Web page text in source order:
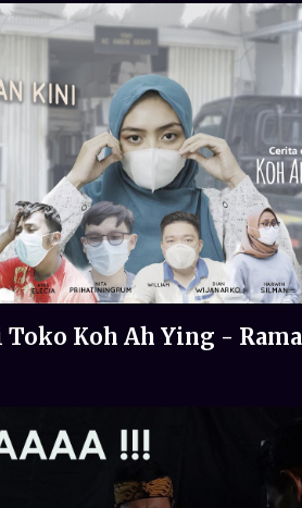
Toko Koh Ah Ying -